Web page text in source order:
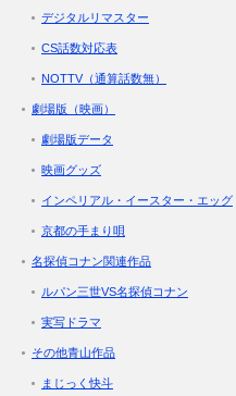
デジタルリマスター
CS話数対応表
NOTTV（通算話数無）
劇場版（映画）
劇場版データ
映画グッズ
インペリアル・イースター・エッグ
京都の手まり唄
名探偵コナン関連作品
ルパン三世VS名探偵コナン
実写ドラマ
その他青山作品
まじっく快斗